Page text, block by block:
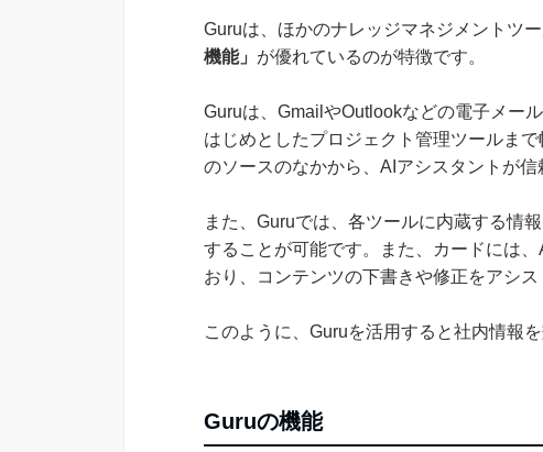
Guruは、ほかのナレッジマネジメントツー
機能」 が優れているのが特徴です。
Guruは、GmailやOutlookなどの電子メー
はじめとしたプロジェクト管理ツールま
のソースのなかから、AIアシスタントが信
また、Guruでは、各ツールに内蔵する情
することが可能です。また、カードには
おり、コンテンツの下書きや修正をアシス
このように、Guruを活用すると社内情報
Guruの機能